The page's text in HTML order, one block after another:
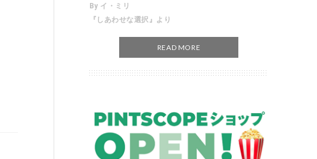
By イ・ミリ
『しあわせな選択』より
READ MORE